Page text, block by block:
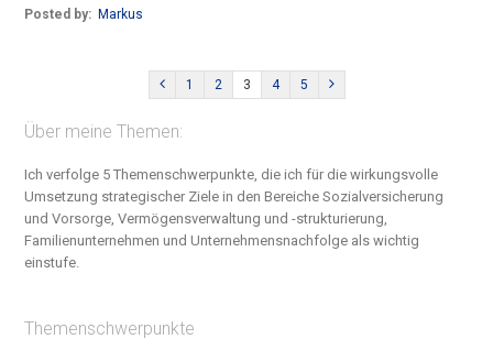
Posted by: Markus
1 2 3 4 5
Über meine Themen:
Ich verfolge 5 Themenschwerpunkte, die ich für die wirkungsvolle
Umsetzung strategischer Ziele in den Bereiche Sozialversicherung
und Vorsorge, Vermögensverwaltung und -strukturierung,
Familienunternehmen und Unternehmensnachfolge als wichtig
einstufe.
Themenschwerpunkte